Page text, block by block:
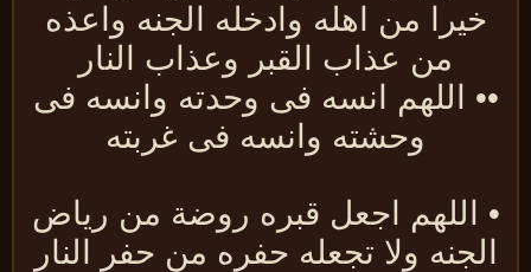
خيرا من اهله وادخله الجنه واعذه
من عذاب القبر وعذاب النار
اللهم انسه فى وحدته وانسه فى
وحشته وانسه فى غربته
اللهم اجعل قبره روضة من رياض
ولا تجعله حفره من حفر النار